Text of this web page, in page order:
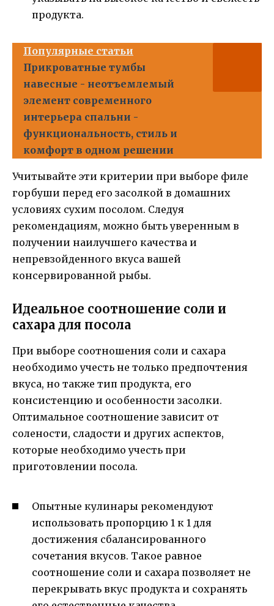
продукта.
Популярные статьи
Прикроватные тумбы
навесные - неотъемлемый
элемент современного
интерьера спальни -
функциональность, стиль и
комфорт в одном решении
Учитывайте эти критерии при выборе филе
горбуши перед его засолкой в домашних
условиях сухим посолом. Следуя
рекомендациям, можно быть уверенным в
получении наилучшего качества и
непревзойденного вкуса вашей
консервированной рыбы.
Идеальное соотношение соли и
сахара для посола
При выборе соотношения соли и сахара
необходимо учесть не только предпочтения
вкуса, но также тип продукта, его
консистенцию и особенности засолки.
Оптимальное соотношение зависит от
солености, сладости и других аспектов,
которые необходимо учесть при
приготовлении посола.
Опытные кулинары рекомендуют
использовать пропорцию 1 к 1 для
достижения сбалансированного
сочетания вкусов. Такое равное
соотношение соли и сахара позволяет не
перекрывать вкус продукта и сохранять